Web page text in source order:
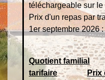
téléchargeable sur
Prix d'un repas par
1er septembre 2026 :
Quotient familial
tarifaire
Prix